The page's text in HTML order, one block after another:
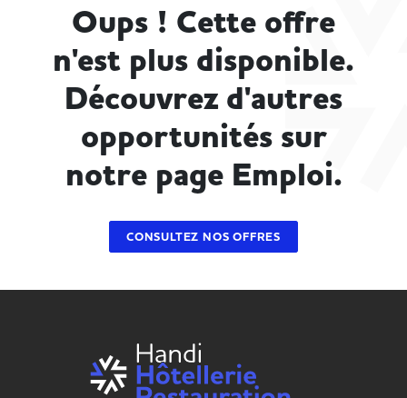
Oups ! Cette offre
n'est plus disponible.
Découvrez d'autres
opportunités sur
notre page Emploi.
CONSULTEZ NOS OFFRES